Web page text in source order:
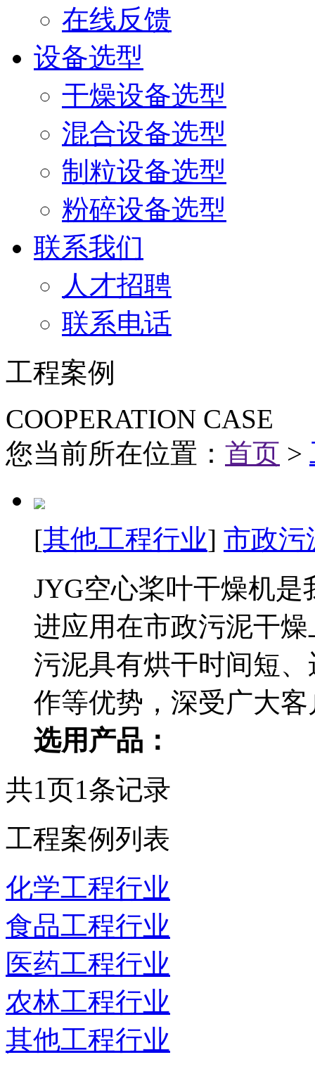
在线反馈
设备选型
干燥设备选型
混合设备选型
制粒设备选型
粉碎设备选型
联系我们
人才招聘
联系电话
工程案例
COOPERATION CASE
您当前所在位置： 首页 >
[其他工程行业] 市政污
JYG空心桨叶干燥机
进应用在市政污泥干
污泥具有烘干时间短
作等优势，深受广大
选用产品：
共1页1条记录
工程案例列表
化学工程行业
食品工程行业
医药工程行业
农林工程行业
其他工程行业